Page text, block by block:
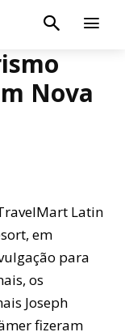
Nova
Latin
em
para
os
Joseph
fizeram